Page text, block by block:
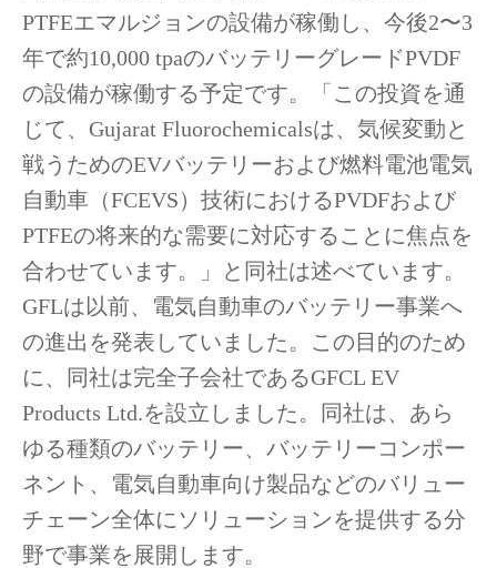
PTFEエマルジョンの設備が稼働し、今後2〜3
年で約10,000 tpaのバッテリーグレードPVDF
の設備が稼働する予定です。「この投資を通
じて、 Gujarat Fluorochemicalsは、気候変動と
戦うためのEVバッテリーおよび燃料電池電気
自動車（FCEVS）技術におけるPVDFおよび
PTFEの将来的な需要に対応することに焦点を
合わせています。」と同社は述べています。
GFLは以前、電気自動車のバッテリー事業へ
の進出を発表していました。この目的のため
に、同社は完全子会社であるGFCL EV
Products Ltd.を設立しました。同社は、あら
ゆる種類のバッテリー、バッテリーコンポー
ネント、電気自動車向け製品などのバリュー
チェーン全体にソリューションを提供する分
野で事業を展開します。